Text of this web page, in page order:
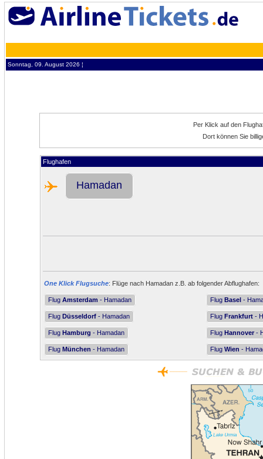
Sonntag, 09. August 2026 ¦
Per Klick auf den
Dort können Sie
Flughafen
Hamadan
One Klick Flugsuche: Flüge nach Hamadan z.B. ab folgender Abflughafen:
Flug Amsterdam - Hamadan Flug Basel -
Flug Düsseldorf - Hamadan Flug Frankfurt -
Flug Hamburg - Hamadan Flug Hannover -
Flug München - Hamadan Flug Wien -